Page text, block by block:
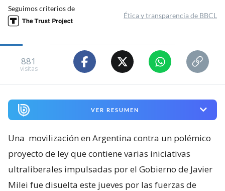
Seguimos criterios de
Ética y transparencia de BBCL
881
visitas
VER RESUMEN
Una movilización en Argentina contra un polémico
proyecto de ley que contiene varias iniciativas
ultraliberales impulsadas por el Gobierno de Javier
Milei fue disuelta este jueves por las fuerzas de